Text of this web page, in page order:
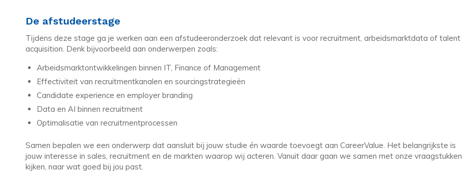
De afstudeerstage
Tijdens deze stage ga je werken aan een afstudeeronderzoek dat relevant is voor recruitment, arbeidsmarktdata of talent
acquisition. Denk bijvoorbeeld aan onderwerpen zoals:
Arbeidsmarktontwikkelingen binnen IT, Finance of Management
Effectiviteit van recruitmentkanalen en sourcingstrategieën
Candidate experience en employer branding
Data en AI binnen recruitment
Optimalisatie van recruitmentprocessen
Samen bepalen we een onderwerp dat aansluit bij jouw studie én waarde toevoegt aan CareerValue. Het belangrijkste is
jouw interesse in sales, recruitment en de markten waarop wij acteren. Vanuit daar gaan we samen met onze vraagstukken
kijken, naar wat goed bij jou past.